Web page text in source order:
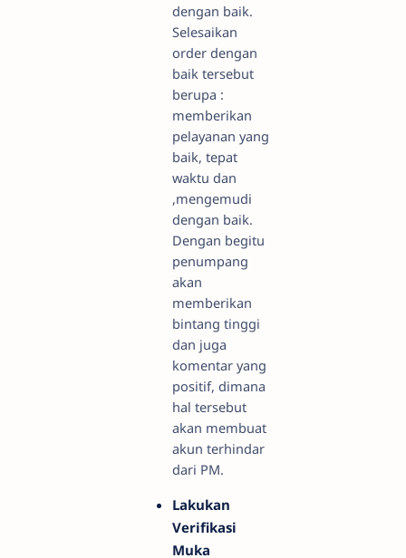
dengan baik.
Selesaikan
order dengan
baik tersebut
berupa :
memberikan
pelayanan yang
baik, tepat
waktu dan
,mengemudi
dengan baik.
Dengan begitu
penumpang
akan
memberikan
bintang tinggi
dan juga
komentar yang
positif, dimana
hal tersebut
akan membuat
akun terhindar
dari PM.
Lakukan
Verifikasi
Muka